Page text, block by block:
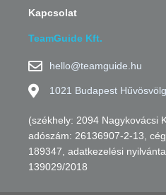
Kapcsolat
TeamGuide Kft.
hello@teamguide.hu
1021 Budapest
(székhely: 2094 Nagykovácsi
adószám: 26136907-2-13,
189347, adatkezelési
139029/2018